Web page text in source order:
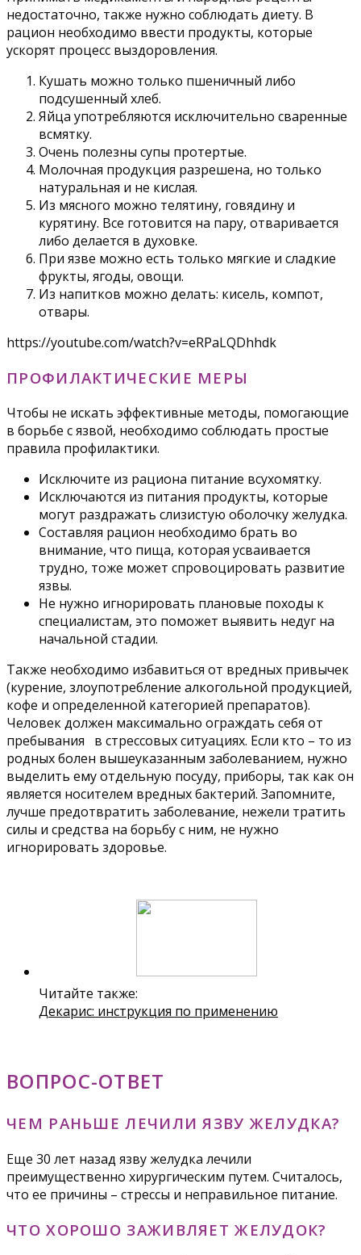
недостаточно, также нужно соблюдать диету. В
рацион необходимо ввести продукты, которые
ускорят процесс выздоровления.
Кушать можно только пшеничный либо
подсушенный хлеб.
Яйца употребляются исключительно сваренные
всмятку.
Очень полезны супы протертые.
Молочная продукция разрешена, но только
натуральная и не кислая.
Из мясного можно телятину, говядину и
курятину. Все готовится на пару, отваривается
либо делается в духовке.
При язве можно есть только мягкие и сладкие
фрукты, ягоды, овощи.
Из напитков можно делать: кисель, компот,
отвары.
https://youtube.com/watch?v=eRPaLQDhhdk
ПРОФИЛАКТИЧЕСКИЕ МЕРЫ
Чтобы не искать эффективные методы, помогающие
в борьбе с язвой, необходимо соблюдать простые
правила профилактики.
Исключите из рациона питание всухомятку.
Исключаются из питания продукты, которые
могут раздражать слизистую оболочку желудка.
Составляя рацион необходимо брать во
внимание, что пища, которая усваивается
трудно, тоже может спровоцировать развитие
язвы.
Не нужно игнорировать плановые походы к
специалистам, это поможет выявить недуг на
начальной стадии.
Также необходимо избавиться от вредных привычек
(курение, злоупотребление алкогольной продукцией,
кофе и определенной категорией препаратов).
Человек должен максимально ограждать себя от
пребывания в стрессовых ситуациях. Если кто – то из
родных болен вышеуказанным заболеванием, нужно
выделить ему отдельную посуду, приборы, так как он
является носителем вредных бактерий. Запомните,
лучше предотвратить заболевание, нежели тратить
силы и средства на борьбу с ним, не нужно
игнорировать здоровье.
Читайте также:
Декарис: инструкция по применению
ВОПРОС-ОТВЕТ
ЧЕМ РАНЬШЕ ЛЕЧИЛИ ЯЗВУ ЖЕЛУДКА?
Еще 30 лет назад язву желудка лечили
преимущественно хирургическим путем. Считалось,
что ее причины – стрессы и неправильное питание.
ЧТО ХОРОШО ЗАЖИВЛЯЕТ ЖЕЛУДОК?